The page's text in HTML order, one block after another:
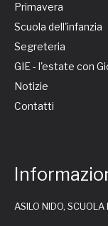
Primavera
Scuola dell'infanzia
Segreteria
GIE - l'estate con
Notizie
Contatti
ASILO NIDO,